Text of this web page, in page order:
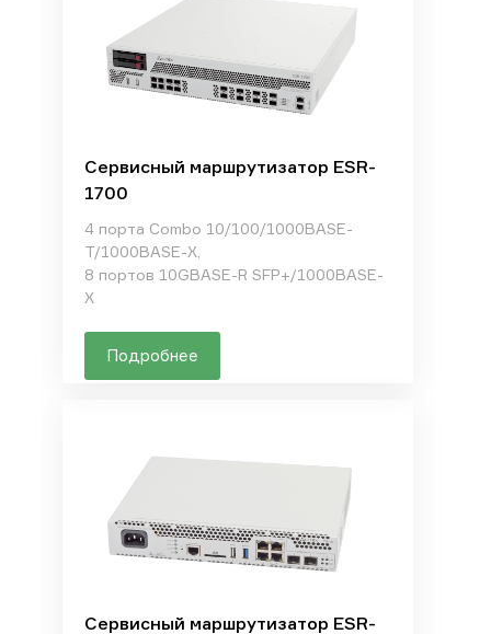
Сервисный маршрутизатор ESR-
1700
4 порта Combo 10/100/1000BASE-
T/1000BASE-X,
8 портов 10GBASE-R SFP+/1000BASE-
X
Подробнее
Сервисный маршрутизатор ESR-